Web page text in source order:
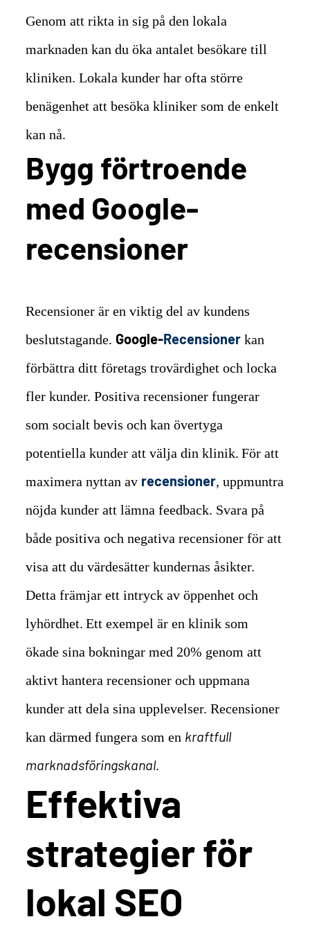
Genom att rikta in sig på den lokala
marknaden kan du öka antalet besökare till
kliniken. Lokala kunder har ofta större
benägenhet att besöka kliniker som de enkelt
kan nå.
Bygg förtroende
med Google-
recensioner
Recensioner är en viktig del av kundens
beslutstagande. Google-Recensioner kan
förbättra ditt företags trovärdighet och locka
fler kunder. Positiva recensioner fungerar
som socialt bevis och kan övertyga
potentiella kunder att välja din klinik. För att
maximera nyttan av recensioner, uppmuntra
nöjda kunder att lämna feedback. Svara på
både positiva och negativa recensioner för att
visa att du värdesätter kundernas åsikter.
Detta främjar ett intryck av öppenhet och
lyhördhet. Ett exempel är en klinik som
ökade sina bokningar med 20% genom att
aktivt hantera recensioner och uppmana
kunder att dela sina upplevelser. Recensioner
kan därmed fungera som en kraftfull
marknadsföringskanal.
Effektiva
strategier för
lokal SEO